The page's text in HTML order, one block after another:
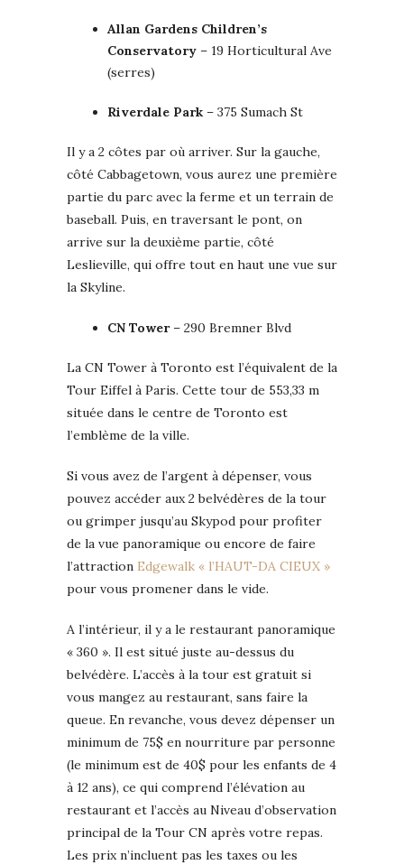
Allan Gardens Children’s
Conservatory – 19 Horticultural Ave
(serres)
Riverdale Park – 375 Sumach St
Il y a 2 côtes par où arriver. Sur la gauche,
côté Cabbagetown, vous aurez une première
partie du parc avec la ferme et un terrain de
baseball. Puis, en traversant le pont, on
arrive sur la deuxième partie, côté
Leslieville, qui offre tout en haut une vue sur
la Skyline.
CN Tower– 290 Bremner Blvd
La CN Tower à Toronto est l’équivalent de la
Tour Eiffel à Paris. Cette tour de 553,33 m
située dans le centre de Toronto est
l’emblème de la ville.
Si vous avez de l’argent à dépenser, vous
pouvez accéder aux 2 belvédères de la tour
ou grimper jusqu’au Skypod pour profiter
de la vue panoramique ou encore de faire
l’attraction Edgewalk « l’HAUT-DA CIEUX »
pour vous promener dans le vide.
A l’intérieur, il y a le restaurant panoramique
« 360 ». Il est situé juste au-dessus du
belvédère. L’accès à la tour est gratuit si
vous mangez au restaurant, sans faire la
queue. En revanche, vous devez dépenser un
minimum de 75$ en nourriture par personne
(le minimum est de 40$ pour les enfants de 4
à 12 ans), ce qui comprend l’élévation au
restaurant et l’accès au Niveau d’observation
principal de la Tour CN après votre repas.
Les prix n’incluent pas les taxes ou les